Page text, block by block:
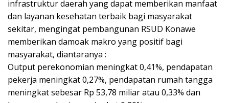
infrastruktur daerah yang dapat memberikan manfaat
dan layanan kesehatan terbaik bagi masyarakat
sekitar, mengingat pembangunan RSUD Konawe
memberikan damoak makro yang positif bagi
masyarakat, diantaranya :
Output perekonomian meningkat 0,41%, pendapatan
pekerja meningkat 0,27%, pendapatan rumah tangga
meningkat sebesar Rp 53,78 miliar atau 0,33% dan